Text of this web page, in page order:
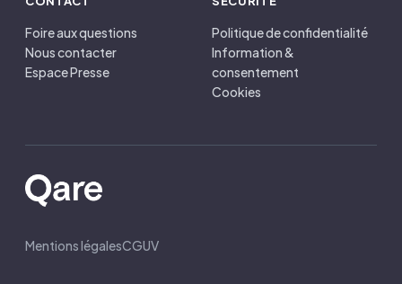
Foire aux questions
Nous contacter
Espace Presse
Politique de confidentialité
Information &
consentement
Cookies
Mentions légalesCGUV